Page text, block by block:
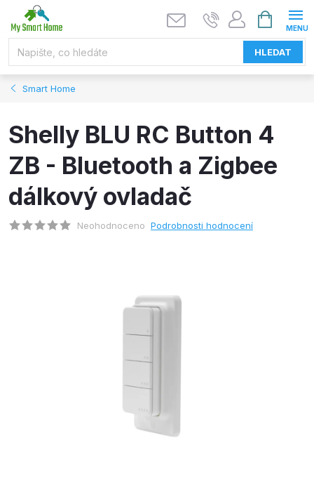
HLEDAT
NÁKUPNÍ
KOŠÍK
Smart Home
Shelly BLU RC Button 4
ZB - Bluetooth a Zigbee
dálkový ovladač
Neohodnoceno Podrobnosti hodnocení